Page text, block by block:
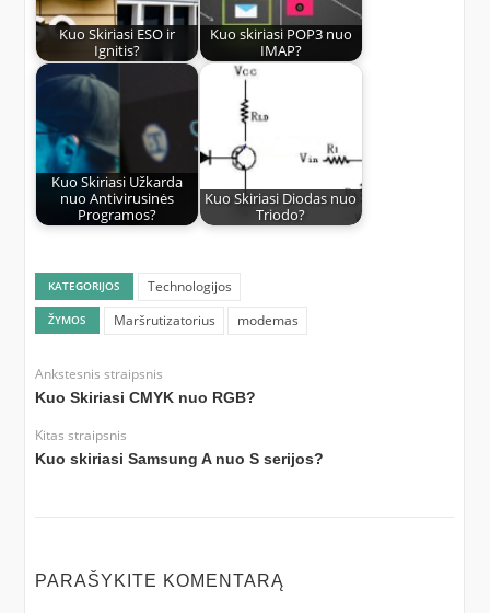
Kuo Skiriasi ESO ir
Ignitis?
Kuo skiriasi POP3 nuo
IMAP?
Kuo Skiriasi Užkarda
nuo Antivirusinės
Programos?
Kuo Skiriasi Diodas nuo
Triodo?
KATEGORIJOS Technologijos
ŽYMOS Maršrutizatorius modemas
Ankstesnis straipsnis
Kuo Skiriasi CMYK nuo RGB?
Kitas straipsnis
Kuo skiriasi Samsung A nuo S serijos?
PARAŠYKITE KOMENTARĄ